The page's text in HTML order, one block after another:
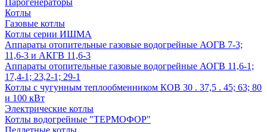
Парогенераторы
Котлы
Газовые котлы
Котлы серии ИШМА
Аппараты отопительные газовые водогрейные АОГВ 7-3;
11,6-3 и АКГВ 11,6-3
Аппараты отопительные газовые водогрейные АОГВ 11,6-1;
17,4-1; 23,2-1; 29-1
Котлы с чугунным теплообменником КОВ 30 . 37,5 . 45; 63; 80
и 100 кВт
Электрические котлы
Котлы водогрейные "ТЕРМОФОР"
Пеллетные котлы